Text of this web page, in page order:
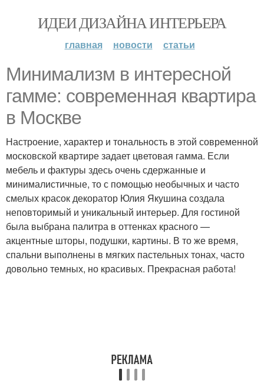
ИДЕИ ДИЗАЙНА ИНТЕРЬЕРА
главная новости статьи
Минимализм в интересной
гамме: современная квартира
в Москве
Настроение, характер и тональность в этой современной
московской квартире задает цветовая гамма. Если
мебель и фактуры здесь очень сдержанные и
минималистичные, то с помощью необычных и часто
смелых красок декоратор Юлия Якушина создала
неповторимый и уникальный интерьер. Для гостиной
была выбрана палитра в оттенках красного —
акцентные шторы, подушки, картины. В то же время,
спальни выполнены в мягких пастельных тонах, часто
довольно темных, но красивых. Прекрасная работа!